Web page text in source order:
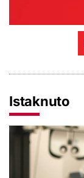
Istaknuto